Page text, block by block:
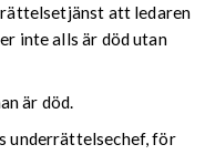
att ledaren
inte alls är död utan
är död.
underrättelsechef, för